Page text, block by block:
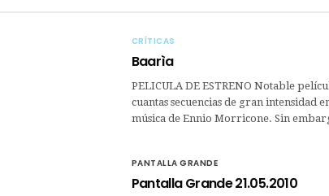
CRÍTICAS
Baarìa
PELICULA DE ESTRENO Notable
cuantas secuencias de gran intensidad
música de Ennio Morricone. Sin
PANTALLA GRANDE
Pantalla Grande 21.05.2010